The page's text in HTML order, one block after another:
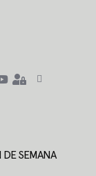
DE SEMANA